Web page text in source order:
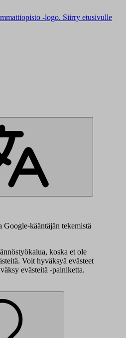
Siirry etusivulle
Google-kääntäjän tekemistä
koska et ole
Voit hyväksyä evästeet
evästeitä -painiketta.